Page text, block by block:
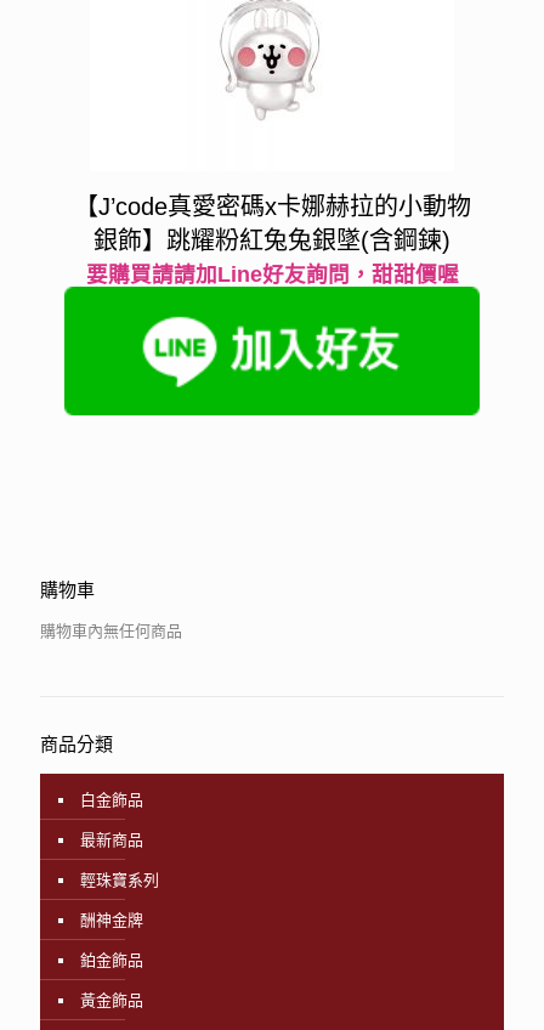
【J’code真愛密碼x卡娜赫拉的小動物
銀飾】跳耀粉紅兔兔銀墜(含鋼鍊)
要購買請請加Line好友詢問，甜甜價喔
購物車
購物車內無任何商品
商品分類
白金飾品
最新商品
輕珠寶系列
酬神金牌
鉑金飾品
黃金飾品